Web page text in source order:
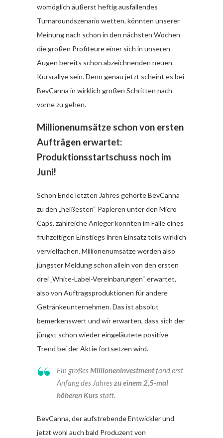
womöglich äußerst heftig ausfallendes
Turnaroundszenario wetten, könnten unserer
Meinung nach schon in den nächsten Wochen
die großen Profiteure einer sich in unseren
Augen bereits schon abzeichnenden neuen
Kursrallye sein. Denn genau jetzt scheint es bei
BevCanna in wirklich großen Schritten nach
vorne zu gehen.
Millionenumsätze schon von ersten
Aufträgen erwartet:
Produktionsstartschuss noch im
Juni!
Schon Ende letzten Jahres gehörte BevCanna
zu den „heißesten“ Papieren unter den Micro
Caps, zahlreiche Anleger konnten im Falle eines
frühzeitigen Einstiegs ihren Einsatz teils wirklich
vervielfachen. Millionenumsätze werden also
jüngster Meldung schon allein von den ersten
drei „White-Label-Vereinbarungen“ erwartet,
also von Auftragsproduktionen für andere
Getränkeunternehmen. Das ist absolut
bemerkenswert und wir erwarten, dass sich der
jüngst schon wieder eingeläutete positive
Trend bei der Aktie fortsetzen wird.
Ein großesMillioneninvestmentfand erst
Anfang des Jahreszu einem 2,5-mal
höheren Kursstatt.
BevCanna, der aufstrebende Entwickler und
jetzt wohl auch bald Produzent von